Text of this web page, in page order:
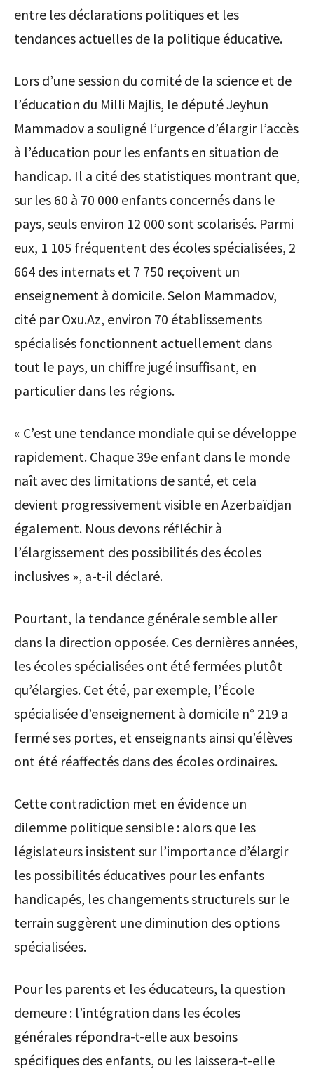
entre les déclarations politiques et les
tendances actuelles de la politique éducative.
Lors d’une session du comité de la science et de
l’éducation du Milli Majlis, le député Jeyhun
Mammadov a souligné l’urgence d’élargir l’accès
à l’éducation pour les enfants en situation de
handicap. Il a cité des statistiques montrant que,
sur les 60 à 70 000 enfants concernés dans le
pays, seuls environ 12 000 sont scolarisés. Parmi
eux, 1 105 fréquentent des écoles spécialisées, 2
664 des internats et 7 750 reçoivent un
enseignement à domicile. Selon Mammadov,
cité par Oxu.Az, environ 70 établissements
spécialisés fonctionnent actuellement dans
tout le pays, un chiffre jugé insuffisant, en
particulier dans les régions.
« C’est une tendance mondiale qui se développe
rapidement. Chaque 39e enfant dans le monde
naît avec des limitations de santé, et cela
devient progressivement visible en Azerbaïdjan
également. Nous devons réfléchir à
l’élargissement des possibilités des écoles
inclusives », a-t-il déclaré.
Pourtant, la tendance générale semble aller
dans la direction opposée. Ces dernières années,
les écoles spécialisées ont été fermées plutôt
qu’élargies. Cet été, par exemple, l’École
spécialisée d’enseignement à domicile n° 219 a
fermé ses portes, et enseignants ainsi qu’élèves
ont été réaffectés dans des écoles ordinaires.
Cette contradiction met en évidence un
dilemme politique sensible : alors que les
législateurs insistent sur l’importance d’élargir
les possibilités éducatives pour les enfants
handicapés, les changements structurels sur le
terrain suggèrent une diminution des options
spécialisées.
Pour les parents et les éducateurs, la question
demeure : l’intégration dans les écoles
générales répondra-t-elle aux besoins
spécifiques des enfants, ou les laissera-t-elle